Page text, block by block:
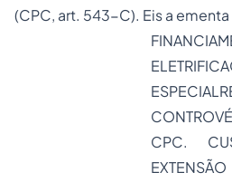
(CPC, art. 543-C). Eis a
CPC.